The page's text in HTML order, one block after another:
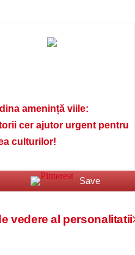
amenință viile:
cer ajutor urgent pentru
culturilor!
Save
vedere al personalitatii